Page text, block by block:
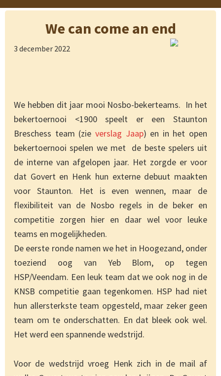
We can come an end
3 december 2022
We hebben dit jaar mooi Nosbo-bekerteams. In het
bekertoernooi <1900 speelt er een Staunton
Breschess team (zie verslag Jaap) en in het open
bekertoernooi spelen we met de beste spelers uit
de interne van afgelopen jaar. Het zorgde er voor
dat Govert en Henk hun externe debuut maakten
voor Staunton. Het is even wennen, maar de
flexibiliteit van de Nosbo regels in de beker en
competitie zorgen hier en daar wel voor leuke
teams en mogelijkheden.
De eerste ronde namen we het in Hoogezand, onder
toeziend oog van Yeb Blom, op tegen
HSP/Veendam. Een leuk team dat we ook nog in de
KNSB competitie gaan tegenkomen. HSP had niet
hun allersterkste team opgesteld, maar zeker geen
team om te onderschatten. En dat bleek ook wel.
Het werd een spannende wedstrijd.
Voor de wedstrijd vroeg Henk zich in de mail af